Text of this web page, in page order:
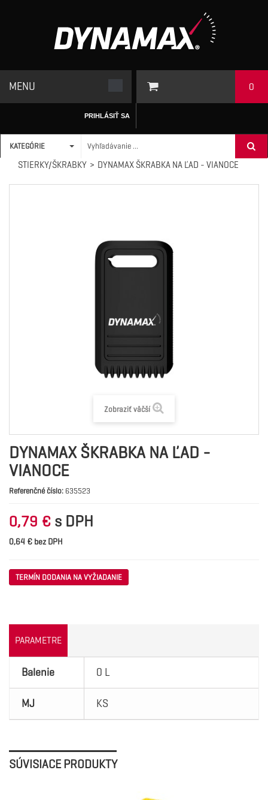
MENU 0
PRIHLÁSIŤ SA
KATEGÓRIE
ÚVODNÁ STRÁNKA / AUTODOPLNKY
STIERKY/ŠKRABKY > DYNAMAX ŠKRABKA NA ĽAD - VIANOCE
Zobraziť väčší
DYNAMAX ŠKRABKA NA ĽAD -
VIANOCE
Referenčné číslo: 635523
0,79 € s DPH
0,64 € bez DPH
TERMÍN DODANIA NA VYŽIADANIE
PARAMETRE
Balenie 0 L
MJ KS
SÚVISIACE PRODUKTY